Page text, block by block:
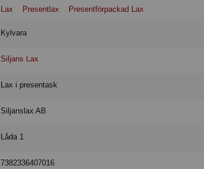
Lax Presentlax Presentförpackad Lax
Kylvara
Siljans Lax
Lax i presentask
Siljanslax AB
Låda 1
7382336407016